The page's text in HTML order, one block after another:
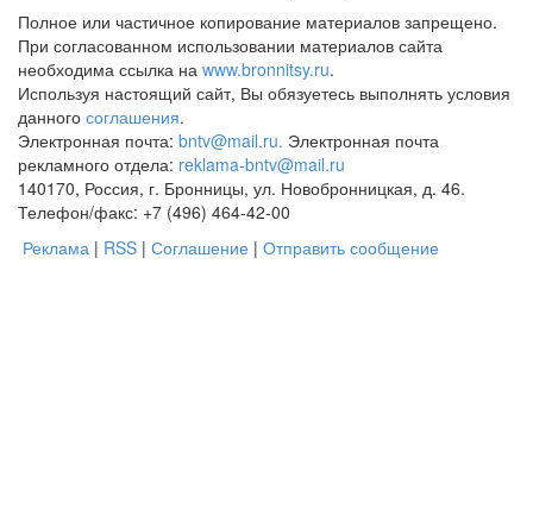
Полное или частичное копирование материалов запрещено.
При согласованном использовании материалов сайта
необходима ссылка на www.bronnitsy.ru.
Используя настоящий сайт, Вы обязуетесь выполнять условия
данного соглашения.
Электронная почта: bntv@mail.ru. Электронная почта
рекламного отдела: reklama-bntv@mail.ru
140170, Россия, г. Бронницы, ул. Новобронницкая, д. 46.
Телефон/факс: +7 (496) 464-42-00
Реклама | RSS | Соглашение | Отправить сообщение